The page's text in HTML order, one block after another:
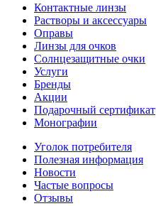
Контактные линзы
Растворы и аксессуары
Оправы
Линзы для очков
Солнцезащитные очки
Услуги
Бренды
Акции
Подарочный сертификат
Монографии
Уголок потребителя
Полезная информация
Новости
Частые вопросы
Отзывы